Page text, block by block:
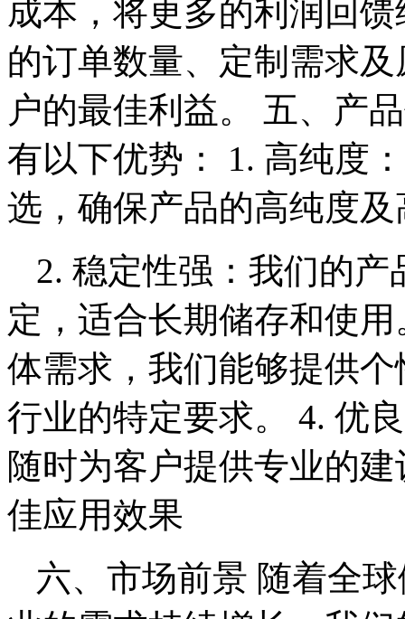
成本，将更多的利润回
的订单数量、定制需求
户的最佳利益。 五、产
有以下优势： 1. 高纯度
选，确保产品的高纯度及
2. 稳定性强：我们的
定，适合长期储存和使
体需求，我们能够提供
行业的特定要求。 4. 优
随时为客户提供专业的
佳应用效果
六、市场前景 随着全